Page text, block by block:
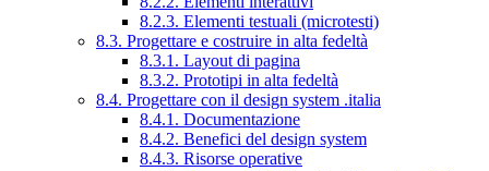
8.2.3. Elementi testuali (microtesti)
8.3. Progettare e costruire in alta fedeltà
8.3.1. Layout di pagina
8.3.2. Prototipi in alta fedeltà
8.4. Progettare con il design system .italia
8.4.1. Documentazione
8.4.2. Benefici del design system
8.4.3. Risorse operative